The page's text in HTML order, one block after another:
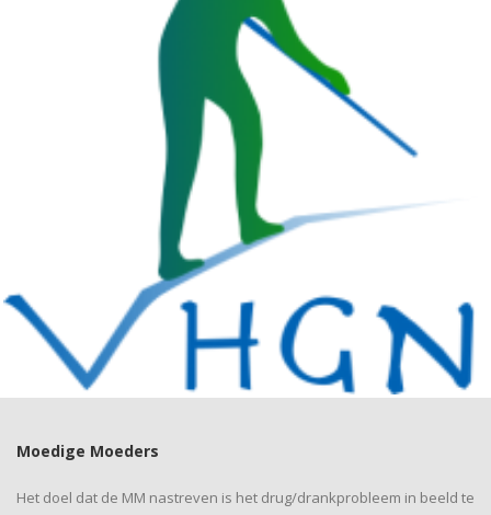
Moedige Moeders
Het doel dat de MM nastreven is het drug/drankprobleem in beeld te